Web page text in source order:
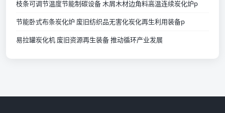
枝条可调节温度节能制碳设备 木屑木材边角料高温连续炭化炉p
节能卧式布条炭化炉 废旧纺织品无害化炭化再生利用装备p
易拉罐炭化机 废旧资源再生装备 推动循环产业发展